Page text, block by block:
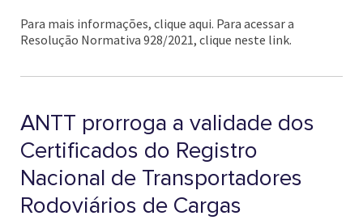
Para mais informações, clique aqui. Para acessar a
Resolução Normativa 928/2021, clique neste link.
ANTT prorroga a validade dos
Certificados do Registro
Nacional de Transportadores
Rodoviários de Cargas